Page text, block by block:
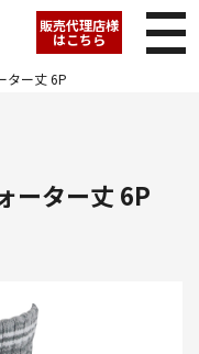
販売代理店様
はこちら
ター丈 6P
ーター丈 6P